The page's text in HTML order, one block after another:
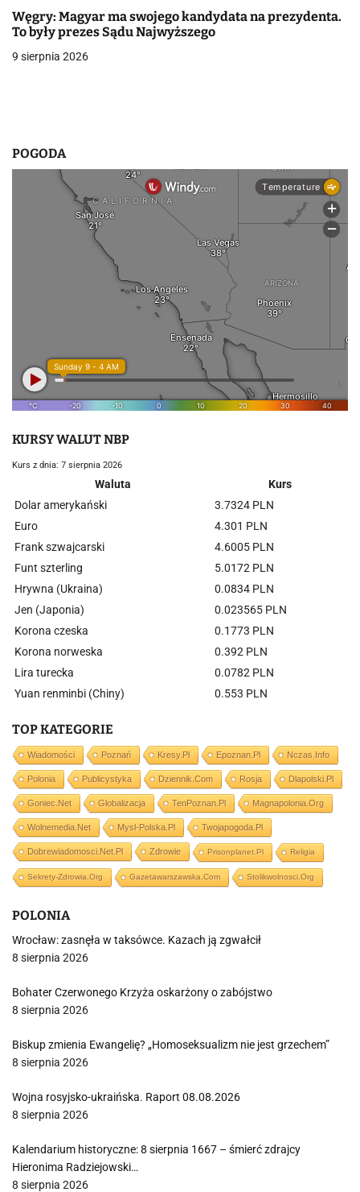
i
s
Węgry: Magyar ma swojego kandydata na prezydenta.
To były prezes Sądu Najwyższego
9 sierpnia 2026
POGODA
KURSY WALUT NBP
Kurs z dnia: 7 sierpnia 2026
Waluta
Kurs
Dolar amerykański
3.7324 PLN
Euro
4.301 PLN
Frank szwajcarski
4.6005 PLN
Funt szterling
5.0172 PLN
Hrywna (Ukraina)
0.0834 PLN
Jen (Japonia)
0.023565 PLN
Korona czeska
0.1773 PLN
Korona norweska
0.392 PLN
Lira turecka
0.0782 PLN
Yuan renminbi (Chiny)
0.553 PLN
TOP KATEGORIE
Wiadomości Poznań Kresy.pl Epoznan.pl Nczas.info
Polonia Publicystyka Dziennik.com Rosja Dlapolski.pl
Goniec.net Globalizacja TenPoznan.pl Magnapolonia.org
Wolnemedia.net Mysl-Polska.pl Twojapogoda.pl
Dobrewiadomosci.net.pl Zdrowie Prisonplanet.pl Religia
Sekrety-Zdrowia.org Gazetawarszawska.com Stolikwolnosci.org
POLONIA
Wrocław: zasnęła w taksówce. Kazach ją zgwałcił
8 sierpnia 2026
Bohater Czerwonego Krzyża oskarżony o zabójstwo
8 sierpnia 2026
Biskup zmienia Ewangelię? „Homoseksualizm nie jest grzechem”
8 sierpnia 2026
Wojna rosyjsko-ukraińska. Raport 08.08.2026
8 sierpnia 2026
Kalendarium historyczne: 8 sierpnia 1667 – śmierć zdrajcy
Hieronima Radziejowski…
8 sierpnia 2026